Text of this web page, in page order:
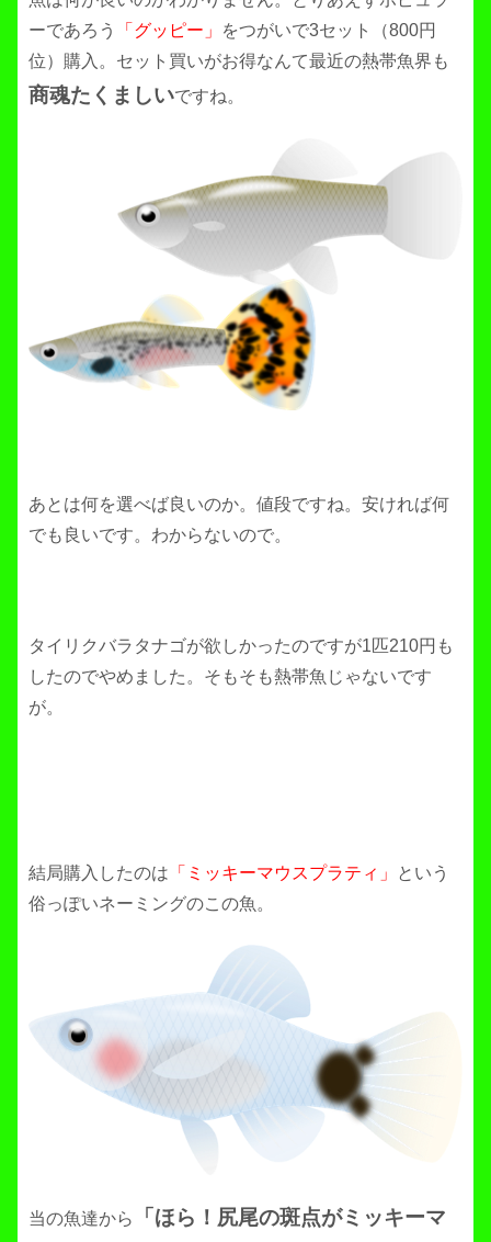
ーであろう
「グッピー」
をつがいで3セット（800円
位）購入。セット買いがお得なんて最近の熱帯魚界も
商魂たくましいですね。
あとは何を選べば良いのか。値段ですね。安ければ何
でも良いです。わからないので。
タイリクバラタナゴが欲しかったのですが1匹210円も
したのでやめました。そもそも熱帯魚じゃないです
が。
結局購入したのは 「ミッキーマウスプラティ」
という
俗っぽいネーミングのこの魚。
当の魚達から 「ほら！尻尾の斑点がミッキーマ